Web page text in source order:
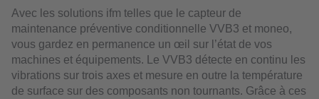
Avec les solutions ifm telles que le capteur de
maintenance préventive conditionnelle VVB3 et moneo,
vous gardez en permanence un œil sur l’état de vos
machines et équipements. Le VVB3 détecte en continu les
vibrations sur trois axes et mesure en outre la température
de surface sur des composants non tournants. Grâce à ces